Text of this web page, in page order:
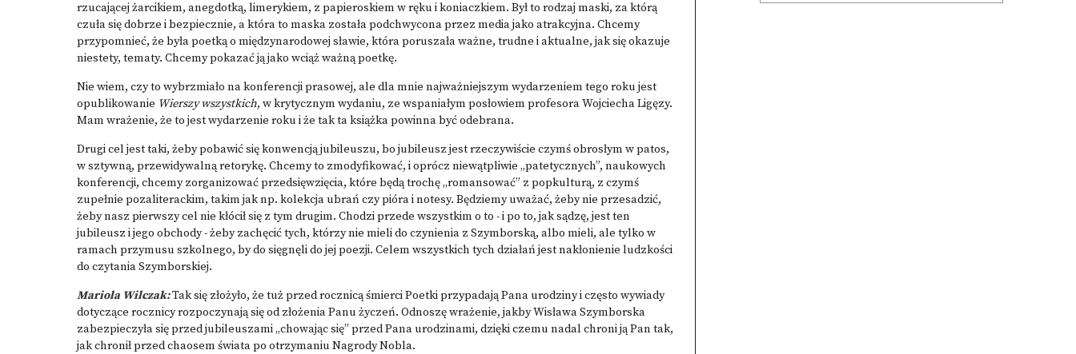
rzucającej żarcikiem, anegdotką, limerykiem, z papieroskiem w ręku i koniaczkiem. Był to rodzaj maski, za którą
czuła się dobrze i bezpiecznie, a która to maska została podchwycona przez media jako atrakcyjna. Chcemy
przypomnieć, że była poetką o międzynarodowej sławie, która poruszała ważne, trudne i aktualne, jak się okazuje
niestety, tematy. Chcemy pokazać ją jako wciąż ważną poetkę.
Nie wiem, czy to wybrzmiało na konferencji prasowej, ale dla mnie najważniejszym wydarzeniem tego roku jest
opublikowanie Wierszy wszystkich, w krytycznym wydaniu, ze wspaniałym posłowiem profesora Wojciecha Ligęzy.
Mam wrażenie, że to jest wydarzenie roku i że tak ta książka powinna być odebrana.
Drugi cel jest taki, żeby pobawić się konwencją jubileuszu, bo jubileusz jest rzeczywiście czymś obrosłym w patos,
w sztywną, przewidywalną retorykę. Chcemy to zmodyfikować, i oprócz niewątpliwie „patetycznych”, naukowych
konferencji, chcemy zorganizować przedsięwzięcia, które będą trochę „romansować” z popkulturą, z czymś
zupełnie pozaliterackim, takim jak np. kolekcja ubrań czy pióra i notesy. Będziemy uważać, żeby nie przesadzić,
żeby nasz pierwszy cel nie kłócił się z tym drugim. Chodzi przede wszystkim o to - i po to, jak sądzę, jest ten
jubileusz i jego obchody - żeby zachęcić tych, którzy nie mieli do czynienia z Szymborską, albo mieli, ale tylko w
ramach przymusu szkolnego, by do sięgnęli do jej poezji. Celem wszystkich tych działań jest nakłonienie ludzkości
do czytania Szymborskiej.
Mariola Wilczak:Tak się złożyło, że tuż przed rocznicą śmierci Poetki przypadają Pana urodziny i często wywiady
dotyczące rocznicy rozpoczynają się od złożenia Panu życzeń. Odnoszę wrażenie, jakby Wisława Szymborska
zabezpieczyła się przed jubileuszami „chowając się” przed Pana urodzinami, dzięki czemu nadal chroni ją Pan tak,
jak chronił przed chaosem świata po otrzymaniu Nagrody Nobla.